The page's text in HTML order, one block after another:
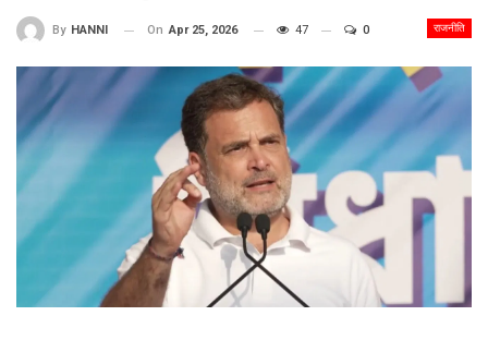
राजनीति
By HANNI On Apr 25, 2026 47 0